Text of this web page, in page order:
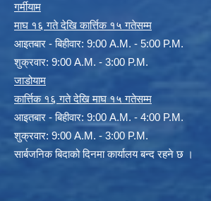
गर्मीयाम
माघ १६ गते देखि कार्त्तिक १५ गतेसम्म
आइतबार - बिहीवार: 9:00 A.M. - 5:00 P.M.
शुक्रवार: 9:00 A.M. - 3:00 P.M.
जाडोयाम
कार्त्तिक १६ गते देखि माघ १५ गतेसम्म
आइतबार - बिहीवार: 9:00 A.M. - 4:00 P.M.
शुक्रवार: 9:00 A.M. - 3:00 P.M.
सार्बजनिक बिदाको दिनमा कार्यालय बन्द रहने छ ।